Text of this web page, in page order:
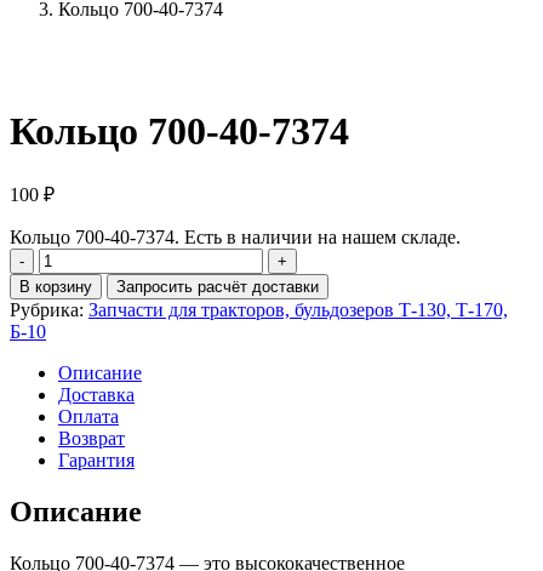
Кольцо 700-40-7374
Кольцо 700-40-7374
100 ₽
Кольцо 700-40-7374. Есть в наличии на нашем складе.
Количество
Кольцо
700-
40-
7374
В корзину Запросить расчёт доставки
Рубрика: Запчасти для тракторов, бульдозеров Т-130, Т-170,
Б-10
Описание
Доставка
Оплата
Возврат
Гарантия
Описание
Кольцо 700-40-7374 — это высококачественное